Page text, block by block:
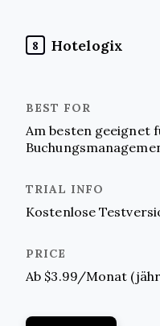
8 Hotelogix
Am besten geeignet
Kostenlose
Ab $3.99/Monat